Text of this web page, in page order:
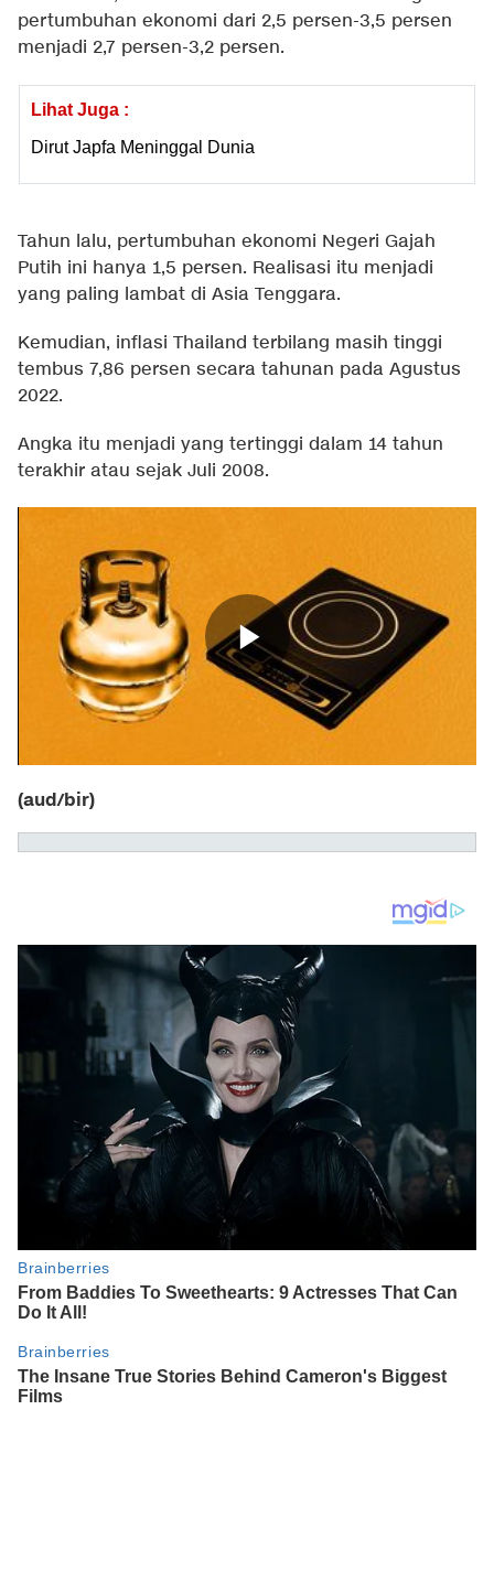
pertumbuhan ekonomi dari 2,5 persen-3,5 persen
menjadi 2,7 persen-3,2 persen.
Lihat Juga :
Dirut Japfa Meninggal Dunia
Tahun lalu, pertumbuhan ekonomi Negeri Gajah
Putih ini hanya 1,5 persen. Realisasi itu menjadi
yang paling lambat di Asia Tenggara.
Kemudian, inflasi Thailand terbilang masih tinggi
tembus 7,86 persen secara tahunan pada Agustus
2022.
Angka itu menjadi yang tertinggi dalam 14 tahun
terakhir atau sejak Juli 2008.
(aud/bir)